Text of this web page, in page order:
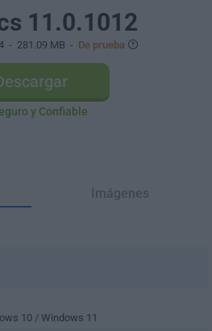
11.0.1012
- 281.09 MB - De prueba
y Confiable
Imágenes
10 / Windows 11